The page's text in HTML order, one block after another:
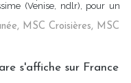
(Venise, ndlr), pour un
, MSC Croisières, MSC
s'affiche sur France